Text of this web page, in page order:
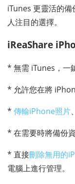
iTunes 更靈活的
人注目的選擇。
iReaShare
* 無需 iTunes，一
* 允許您在將
* 傳輸iPhone照片
* 在需要時將備份
* 直接刪除無用的
電腦上進行管理。